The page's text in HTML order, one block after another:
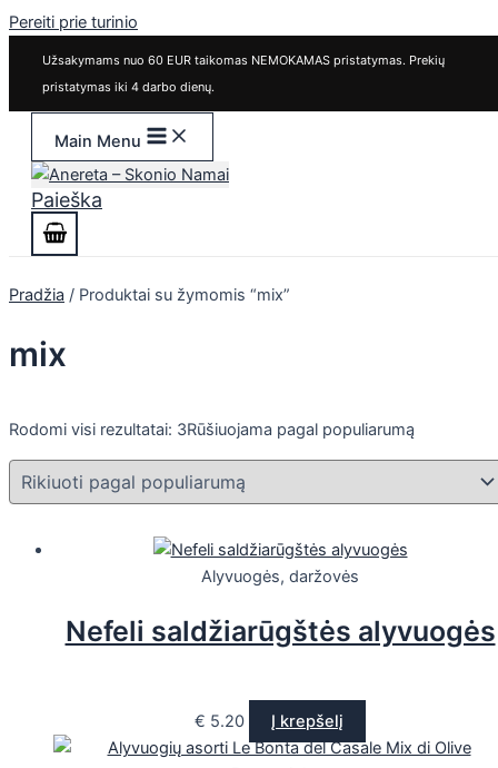
Pereiti prie turinio
Užsakymams nuo 60 EUR taikomas NEMOKAMAS pristatymas. Prekių
pristatymas iki 4 darbo dienų.
Main Menu
Paieška
Pradžia / Produktai su žymomis “mix”
mix
Rodomi visi rezultatai: 3Rūšiuojama pagal populiarumą
Alyvuogės, daržovės
Nefeli saldžiarūgštės alyvuogės
€ 5.20 Į krepšelį